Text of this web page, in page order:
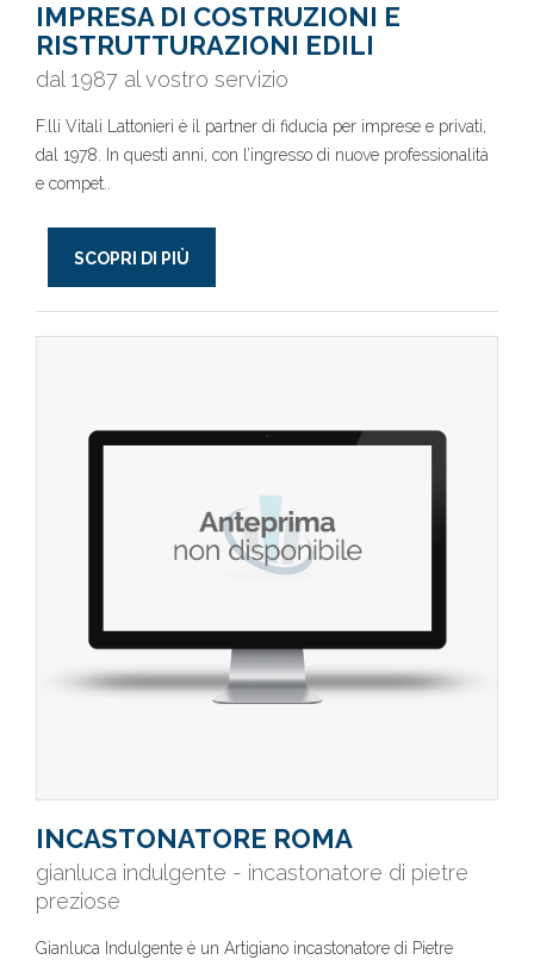
IMPRESA DI COSTRUZIONI E
RISTRUTTURAZIONI EDILI
dal 1987 al vostro servizio
F.lli Vitali Lattonieri è il partner di fiducia per imprese e privati,
dal 1978. In questi anni, con l’ingresso di nuove professionalità
e compet..
SCOPRI DI PIÙ
INCASTONATORE ROMA
gianluca indulgente - incastonatore di pietre
preziose
Gianluca Indulgente è un Artigiano incastonatore di Pietre